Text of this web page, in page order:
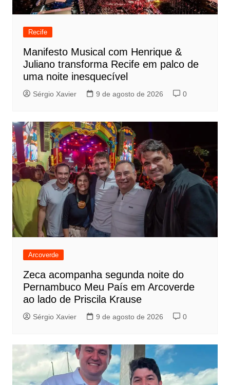
Recife
Manifesto Musical com Henrique &
Juliano transforma Recife em palco de
uma noite inesquecível
Sérgio Xavier 9 de agosto de 2026 0
Arcoverde
Zeca acompanha segunda noite do
Pernambuco Meu País em Arcoverde
ao lado de Priscila Krause
Sérgio Xavier 9 de agosto de 2026 0